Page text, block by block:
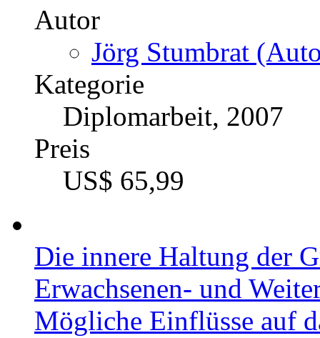
Autor
Jörg Stumbrat
Kategorie
Diplomarbeit, 2007
Preis
US$ 65,99
Die innere Haltung der
Erwachsenen- und
Mögliche Einflüsse auf